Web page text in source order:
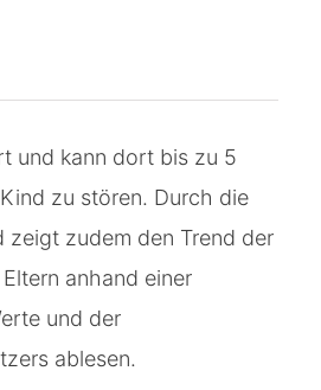
und kann dort bis zu 5
zu stören. Durch die
zeigt zudem den Trend der
anhand einer
und der
ablesen.